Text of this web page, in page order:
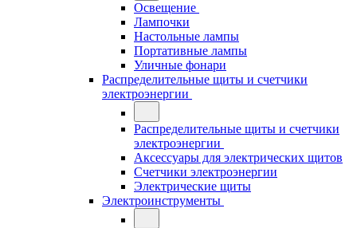
Освещение
Лампочки
Настольные лампы
Портативные лампы
Уличные фонари
Распределительные щиты и счетчики
электроэнергии
Распределительные щиты и счетчики
электроэнергии
Аксессуары для электрических щитов
Счетчики электроэнергии
Электрические щиты
Электроинструменты